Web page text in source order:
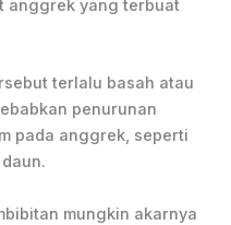
anggrek yang terbuat
terlalu basah atau
penurunan
pada anggrek, seperti
mungkin akarnya